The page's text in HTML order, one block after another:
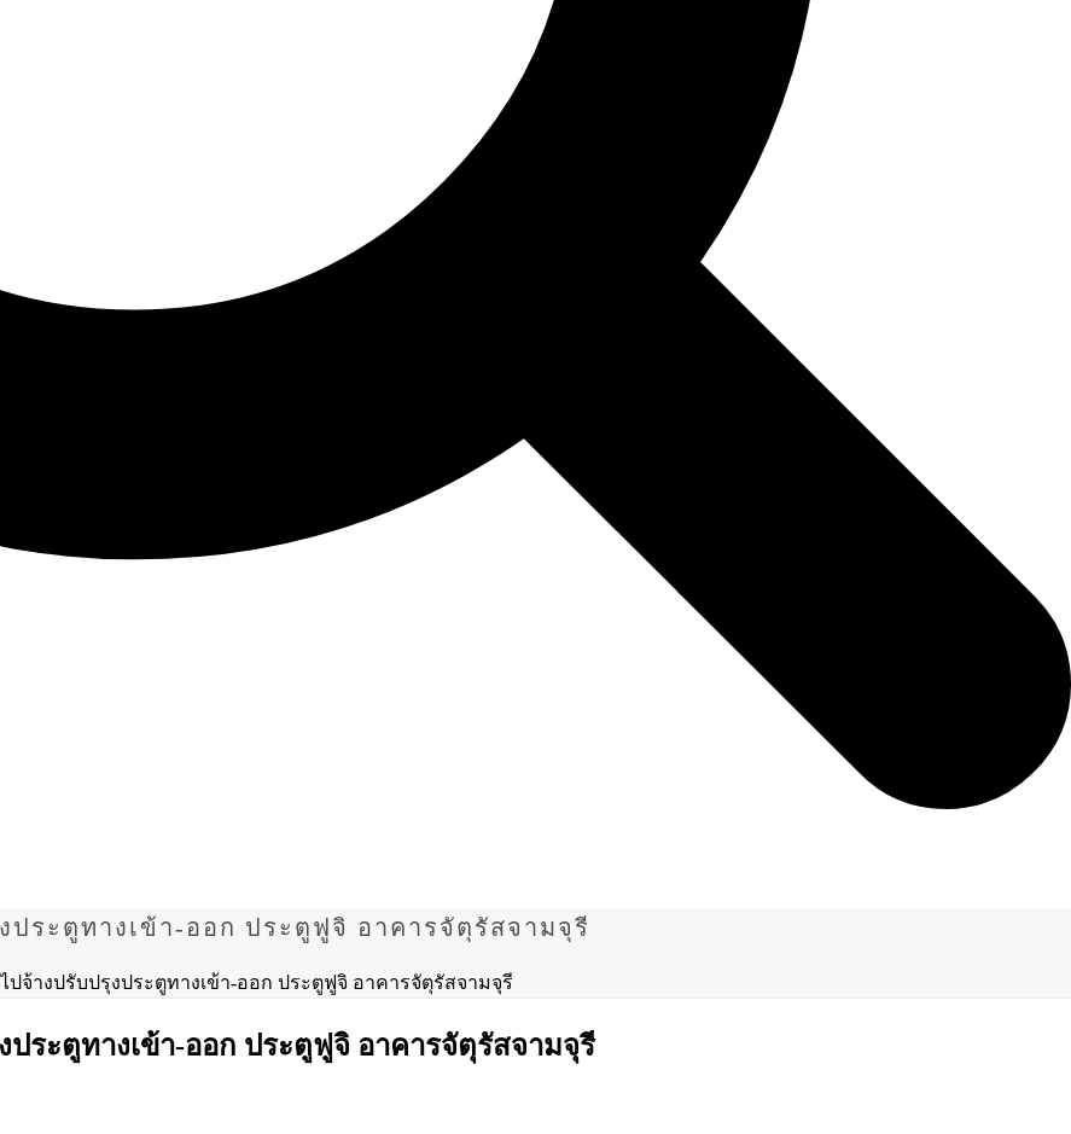
ระตูทางเข้า-ออก ประตูฟูจิ อาคารจัตุรัสจามจุรี
ปจ้างปรับปรุงประตูทางเข้า-ออก ประตูฟูจิ อาคารจัตุรัสจามจุรี
ประตูทางเข้า-ออก ประตูฟูจิ อาคารจัตุรัสจามจุรี